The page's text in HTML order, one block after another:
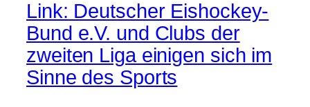
Link: Deutscher Eishockey-
Bund e.V. und Clubs der
zweiten Liga einigen sich im
Sinne des Sports